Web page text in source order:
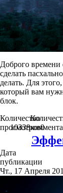
Доброго времени
сделать
делать. Для
который вам
блок.
Количество
просмотров
10338 0
Дата
публикации
Чт., 17 Апреля